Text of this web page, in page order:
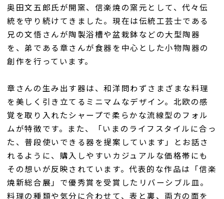
奥田文五郎氏が開窯、信楽焼の窯元として、代々伝
統を守り続けてきました。現在は伝統工芸士である
兄の文悟さんが陶製浴槽や盆栽鉢などの大型陶器
を、弟である章さんが食器を中心とした小物陶器の
創作を行っています。
章さんの生み出す器は、和洋問わずさまざまな料理
を美しく引き立てるミニマムなデザイン。北欧の感
覚を取り入れたシャープで柔らかな流線型のフォル
ムが特徴です。また、「いまのライフスタイルに合っ
た、普段使いできる器を提案しています」とお話さ
れるように、購入しやすいカジュアルな価格帯にも
その想いが反映されています。代表的な作品は「信楽
焼新総合展」で優秀賞を受賞したリバーシブル皿。
料理の種類や気分に合わせて、表と裏、両方の面を